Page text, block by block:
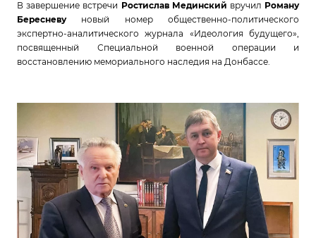
В завершение встречи Ростислав Мединский вручил Роману
Бересневуновый номер общественно-политического
экспертно-аналитического журнала «Идеология будущего»,
посвященный Специальной военной операции и
восстановлению мемориального наследия на Донбассе.